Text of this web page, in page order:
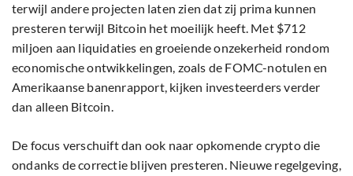
terwijl andere projecten laten zien dat zij prima kunnen
presteren terwijl Bitcoin het moeilijk heeft. Met $712
miljoen aan liquidaties en groeiende onzekerheid rondom
economische ontwikkelingen, zoals de FOMC-notulen en
Amerikaanse banenrapport, kijken investeerders verder
dan alleen Bitcoin.
De focus verschuift dan ook naar opkomende crypto die
ondanks de correctie blijven presteren. Nieuwe regelgeving,